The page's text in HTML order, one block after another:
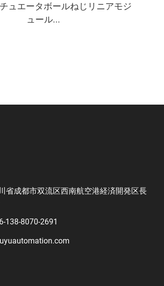
ュエータボールねじリニアモジ
ュール...
省成都市双流区西南航空港経済開発区長
138-8070-2691